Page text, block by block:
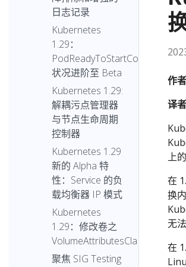
日志记录
Kubernetes
1.29：
PodReadyToStartContainers
状况进阶至 Beta
Kubernetes 1.29:
解耦污点管理器
与节点生命周期
控制器
Kubernetes 1.29
新的 Alpha 特
性：Service 的负
载均衡器 IP 模式
Kubernetes
1.29：修改卷之
VolumeAttributesClass
聚焦 SIG Testing
作者
译者
上
在
换
无
在